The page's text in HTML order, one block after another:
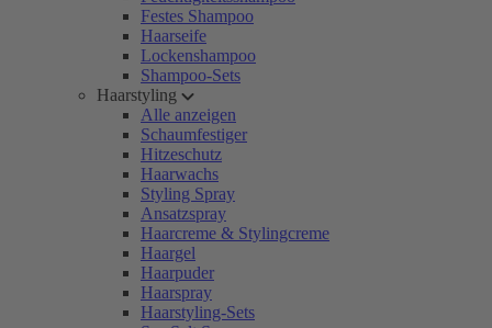
Festes Shampoo
Haarseife
Lockenshampoo
Shampoo-Sets
Haarstyling
Alle anzeigen
Schaumfestiger
Hitzeschutz
Haarwachs
Styling Spray
Ansatzspray
Haarcreme & Stylingcreme
Haargel
Haarpuder
Haarspray
Haarstyling-Sets